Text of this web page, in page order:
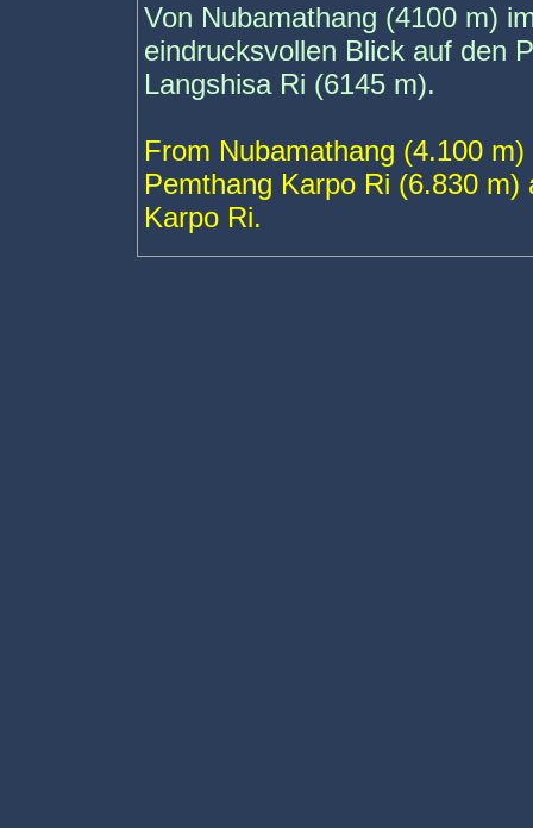
Von Nubamathang (4100 m)
eindrucksvollen Blick auf den
Langshisa Ri (6145 m).
From Nubamathang (4.100
Pemthang Karpo Ri (6.830
Karpo Ri.